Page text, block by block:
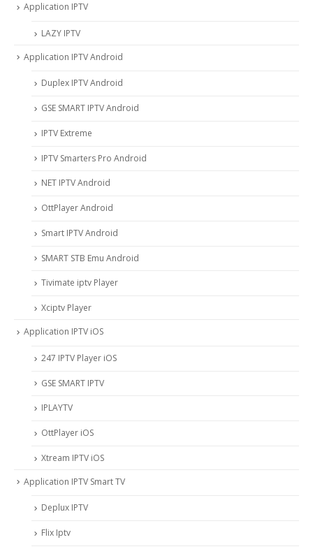
Application IPTV
LAZY IPTV
Application IPTV Android
Duplex IPTV Android
GSE SMART IPTV Android
IPTV Extreme
IPTV Smarters Pro Android
NET IPTV Android
OttPlayer Android
Smart IPTV Android
SMART STB Emu Android
Tivimate iptv Player
Xciptv Player
Application IPTV iOS
247 IPTV Player iOS
‎GSE SMART IPTV
IPLAYTV
OttPlayer iOS
Xtream IPTV iOS
Application IPTV Smart TV
Deplux IPTV
Flix Iptv